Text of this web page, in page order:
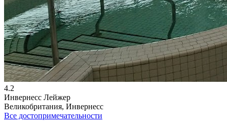
4.2
Инвернесс Лейжер
Великобритания, Инвернесс
Все достопримечательности